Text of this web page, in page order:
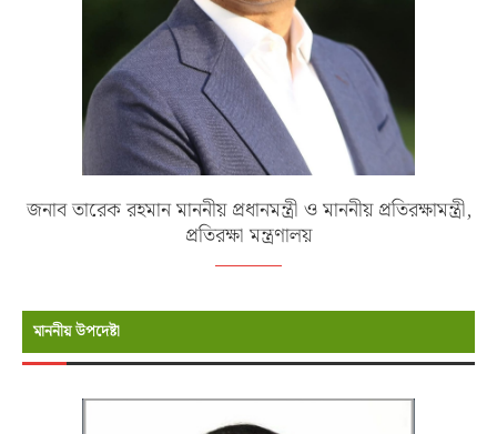
জনাব তারেক রহমান মাননীয় প্রধানমন্ত্রী ও মাননীয় প্রতিরক্ষামন্ত্রী,
প্রতিরক্ষা মন্ত্রণালয়
মাননীয় উপদেষ্টা